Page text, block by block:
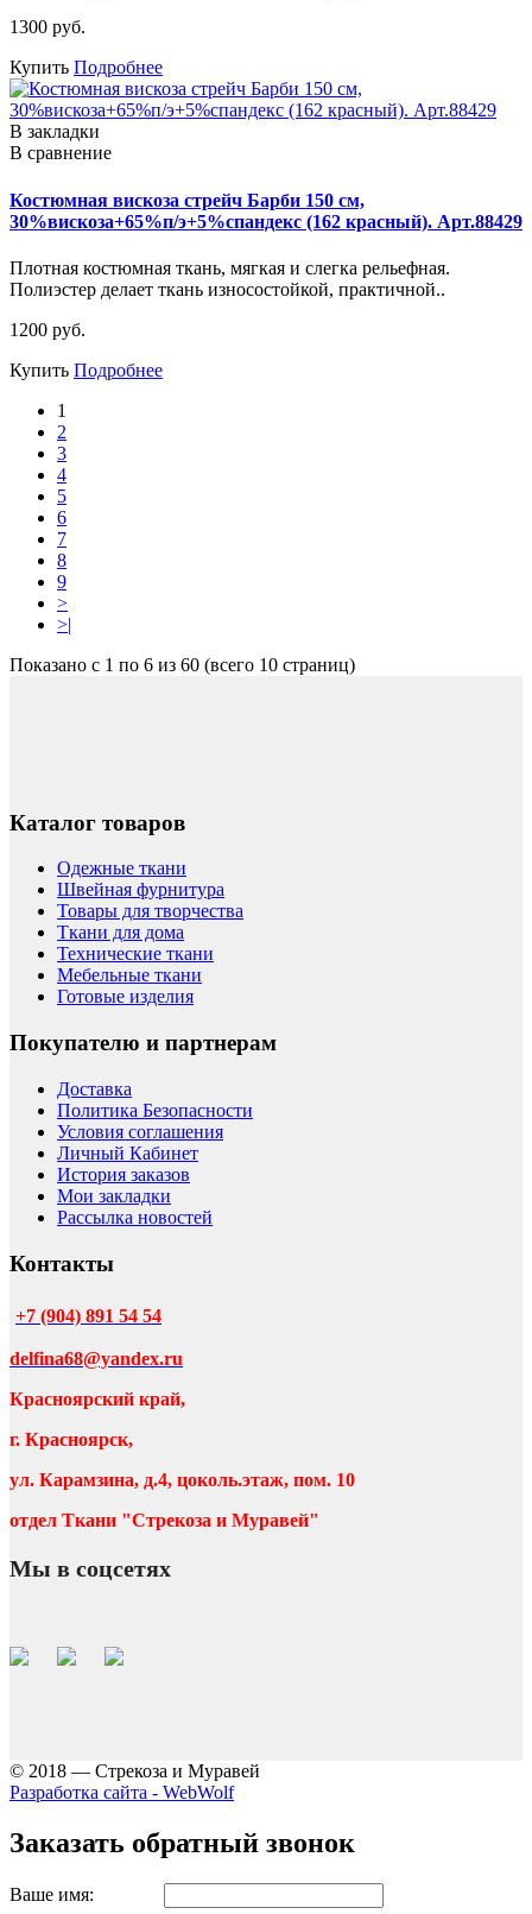
1300 руб.
Купить Подробнее
В закладки
В сравнение
Костюмная вискоза стрейч Барби 150 см,
30%вискоза+65%п/э+5%спандекс (162 красный). Арт.88429
Плотная костюмная ткань, мягкая и слегка рельефная.
Полиэстер делает ткань износостойкой, практичной..
1200 руб.
Купить Подробнее
1
2
3
4
5
6
7
8
9
>
>|
Показано с 1 по 6 из 60 (всего 10 страниц)
Каталог товаров
Одежные ткани
Швейная фурнитура
Товары для творчества
Ткани для дома
Технические ткани
Мебельные ткани
Готовые изделия
Покупателю и партнерам
Доставка
Политика Безопасности
Условия соглашения
Личный Кабинет
История заказов
Мои закладки
Рассылка новостей
Контакты
+7 (904) 891 54 54
delfina68@yandex.ru
Красноярский край,
г. Красноярск,
ул. Карамзина, д.4, цоколь.этаж, пом. 10
отдел Ткани "Стрекоза и Муравей"
Мы в соцсетях
© 2018 — Стрекоза и Муравей
Разработка сайта - WebWolf
Заказать обратный звонок
Ваше имя: